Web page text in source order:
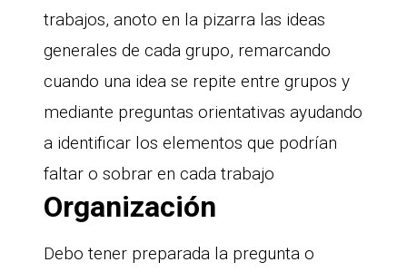
trabajos, anoto en la pizarra las ideas
generales de cada grupo, remarcando
cuando una idea se repite entre grupos y
mediante preguntas orientativas ayudando
a identificar los elementos que podrían
faltar o sobrar en cada trabajo
Organización
Debo tener preparada la pregunta o